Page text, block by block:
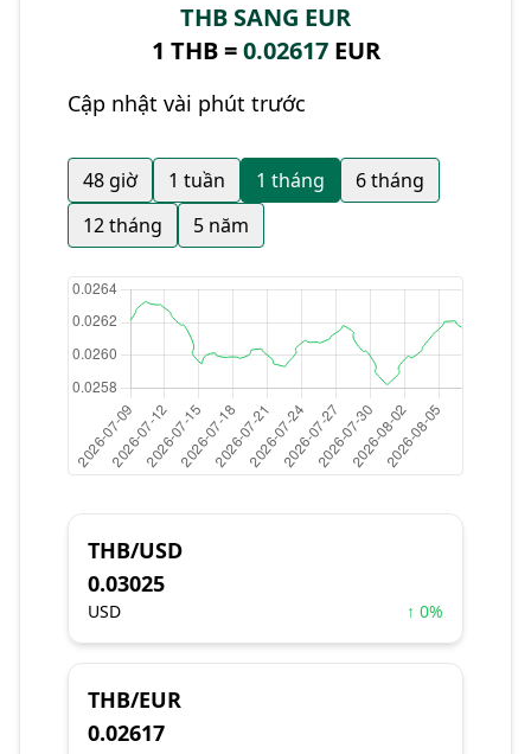
THB SANG EUR
1 THB =0.02617EUR
Cập nhật vài phút trước
48 giờ 1 tuần 1 tháng
6 tháng
12 tháng
5 năm
THB/USD
0.03025
USD ↑ 0%
THB/EUR
0.02617